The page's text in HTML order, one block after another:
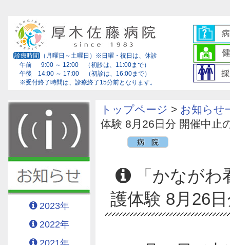
診療時間
（月曜日～土曜日）※日曜・祝日は、休診
午前 9:00 ～ 12:00 （初診は、11:00まで）
午後 14:00 ～ 17:00 （初診は、16:00まで）
※受付終了時間は、診療終了15分前となります。
2023年
2022年
2021年
トップページ > お知らせ
体験 8月26日分 開催中止
病 院
「かなが
護体験 8月26